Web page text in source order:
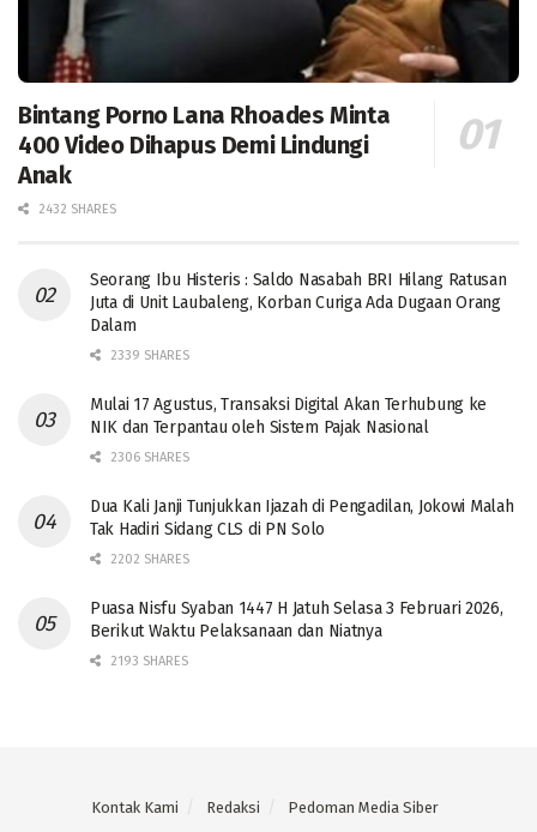
Bintang Porno Lana Rhoades Minta
400 Video Dihapus Demi Lindungi
Anak
2432 SHARES
Seorang Ibu Histeris : Saldo Nasabah BRI Hilang Ratusan
Juta di Unit Laubaleng, Korban Curiga Ada Dugaan Orang
Dalam
2339 SHARES
Mulai 17 Agustus, Transaksi Digital Akan Terhubung ke
NIK dan Terpantau oleh Sistem Pajak Nasional
2306 SHARES
Dua Kali Janji Tunjukkan Ijazah di Pengadilan, Jokowi Malah
Tak Hadiri Sidang CLS di PN Solo
2202 SHARES
Puasa Nisfu Syaban 1447 H Jatuh Selasa 3 Februari 2026,
Berikut Waktu Pelaksanaan dan Niatnya
2193 SHARES
Kontak Kami Redaksi Pedoman Media Siber